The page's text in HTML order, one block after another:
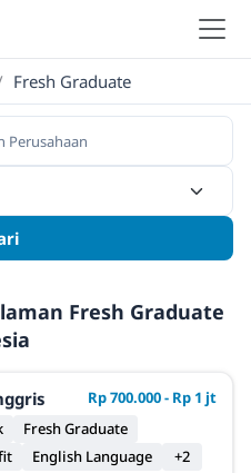
Fresh Graduate
Fresh Graduate
Rp 700.000 - Rp 1 jt
Fresh Graduate
English Language +2